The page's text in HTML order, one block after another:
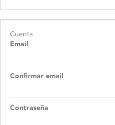
Cuenta
Email
Confirmar email
Contraseña